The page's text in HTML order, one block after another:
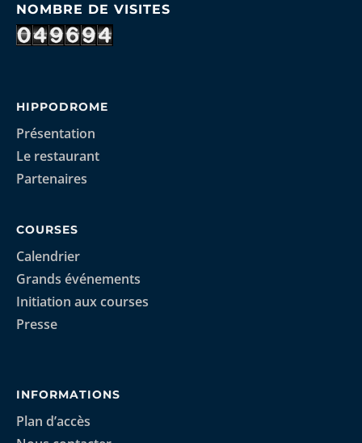
NOMBRE DE VISITES
HIPPODROME
Présentation
Le restaurant
Partenaires
COURSES
Calendrier
Grands événements
Initiation aux courses
Presse
INFORMATIONS
Plan d’accès